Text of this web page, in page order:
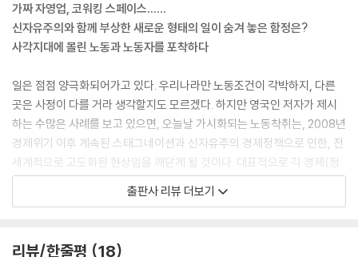
가짜 자영업, 코워킹 스페이스……
신자유주의와 함께 부상한 새로운 형태의 일이 숨겨 놓은 함정은?
사각지대에 몰린 노동과 노동자를 포착하다
일은 점점 양극화되어가고 있다. 우리나라만 노동조건이 각박하지, 다른
곳은 사정이 다를 거라 생각할지도 모르겠다. 하지만 영국인 저자가 제시
하는 수많은 사례를 보고 있으면, 오늘날 가시화되는 노동착취는, 2008년
경제위기 이후 계속된 스태그네이션과 신자유주의 경제정책으로 인한, 전
세계적으로 고도화된 현상임을 깨닫게 될 것이다. 대표적으로 긱 경제(정
규직보다 필요에 따라 임시직, 계약직으로 사람을 쓰는 경향이 큰 경제)에
따른 가짜 자영업(법적으로는 직원으로 간주되며 직원에 준하는 권리와
출판사 리뷰 더보기
리뷰/한줄평 18